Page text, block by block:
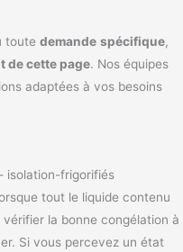
toute demande spécifique,
de cette page. Nos équipes
adaptées à vos besoins
tout le liquide contenu
la bonne congélation à
Si vous percevez un état